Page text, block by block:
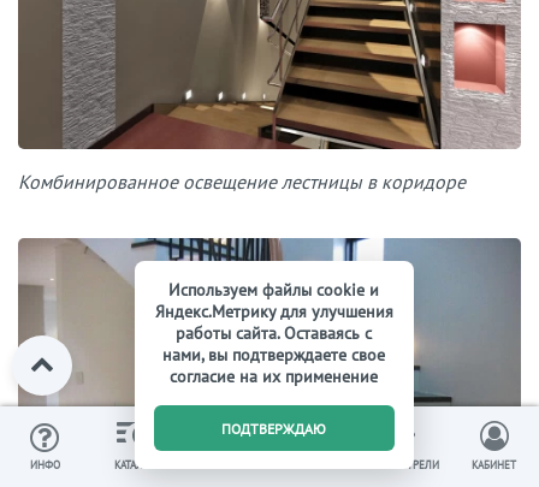
Комбинированное освещение лестницы в коридоре
ИНФО КАТАЛОГ
0
ВЫ СМОТРЕЛИ КАБИНЕТ
Используем файлы cookie и
Яндекс.Метрику для улучшения
работы сайта. Оставаясь с
нами, вы подтверждаете свое
согласие на их применение
ПОДТВЕРЖДАЮ